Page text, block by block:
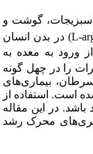
سبزیجات، گوشت و
L-) در بدن انسان
ورود به معده به
را در چهل گونه
بیماریهای
است. استفاده از
در این مقاله
محرک رشد